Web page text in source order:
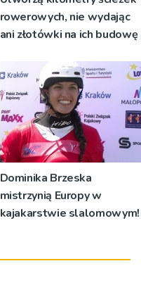
rowerowych, nie wydając
ani złotówki na ich budowę
Dominika Brzeska
mistrzynią Europy w
kajakarstwie slalomowym!